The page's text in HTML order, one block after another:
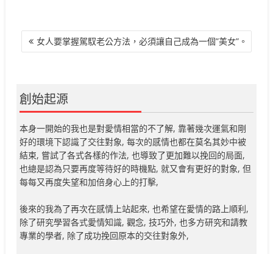
文
章 女人要掌握駕馭老公方法，必須讓自己成為一個”美女”。
創始起源
本身一開始的我也是對愛情相當的不了解, 靠著幾次運氣和剛
好的環境下認識了交往對象, 每次的感情也都在莫名其妙中被
結束, 嘗試了各式各樣的作法, 也導致了更加難以挽回的局面,
也總是認為只要再度等待好的時機點, 就又會有更好的對象, 但
每每又再度失望和加倍身心上的打擊,
後來的我為了再次在感情上站起來, 也希望在愛情的路上順利,
除了研究學習各式愛情知識, 觀念, 技巧外, 也多方研究和請教
專業的學者, 除了成功挽回原本的交往對象外,